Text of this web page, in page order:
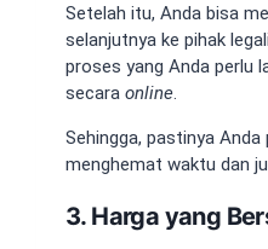
Setelah itu, Anda bisa
selanjutnya ke pihak
proses yang Anda perlu
secara online.
Sehingga, pastinya Anda
menghemat waktu dan
3. Harga yang